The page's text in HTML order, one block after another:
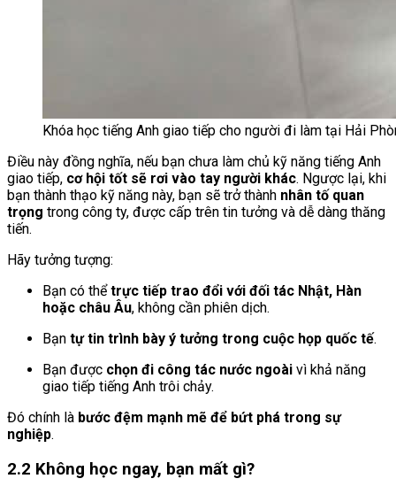
Khóa học tiếng Anh giao tiếp cho người đi làm tại Hải
Điều này đồng nghĩa, nếu bạn chưa làm chủ kỹ năng tiếng Anh
giao tiếp, cơ hội tốt sẽ rơi vào tay người khác. Ngược lại, khi
bạn thành thạo kỹ năng này, bạn sẽ trở thành nhân tố quan
trọng trong công ty, được cấp trên tin tưởng và dễ dàng thăng
tiến.
Hãy tưởng tượng:
Bạn có thểtrực tiếp trao đổi với đối tác Nhật, Hàn
hoặc châu Âu, không cần phiên dịch.
Bạn tự tin trình bày ý tưởng trong cuộc họp quốc tế.
Bạn được chọn đi công tác nước ngoài vì khả năng
giao tiếp tiếng Anh trôi chảy.
Đó chính là bước đệm mạnh mẽ để bứt phá trong sự
nghiệp.
2.2 Không học ngay, bạn mất gì?